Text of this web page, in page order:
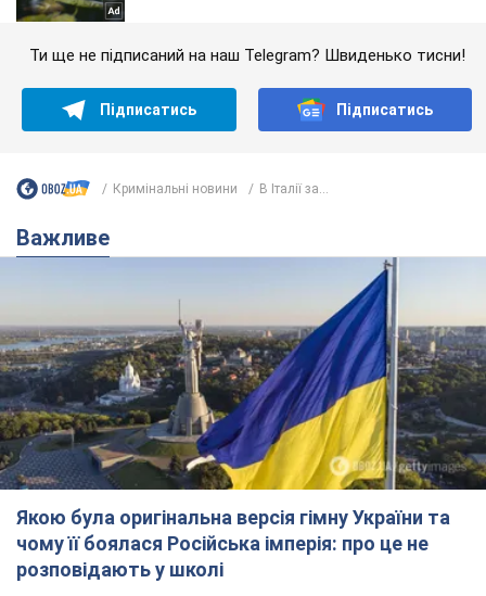
Ти ще не підписаний на наш Telegram? Швиденько тисни!
Підписатись Підписатись
Кримінальні новини В Італії за...
Важливе
Якою була оригінальна версія гімну України та
чому її боялася Російська імперія: про це не
розповідають у школі